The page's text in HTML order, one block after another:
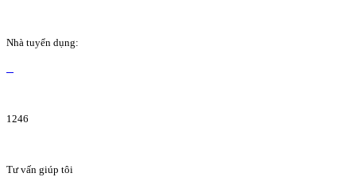
Nhà tuyển dụng:
1246
Tư vấn giúp tôi